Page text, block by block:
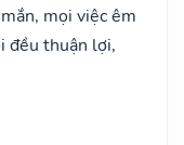
mọi việc êm
đều thuận lợi,